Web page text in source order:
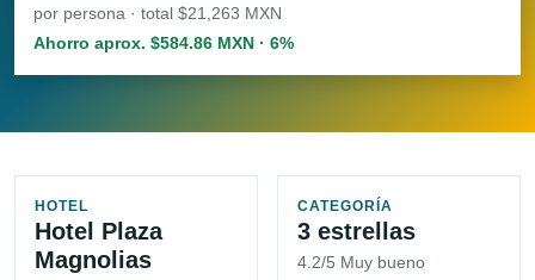
por persona · total $21,263 MXN
Ahorro aprox. $584.86 MXN · 6%
HOTEL
Hotel Plaza
Magnolias
CATEGORÍA
3 estrellas
4.2/5 Muy bueno